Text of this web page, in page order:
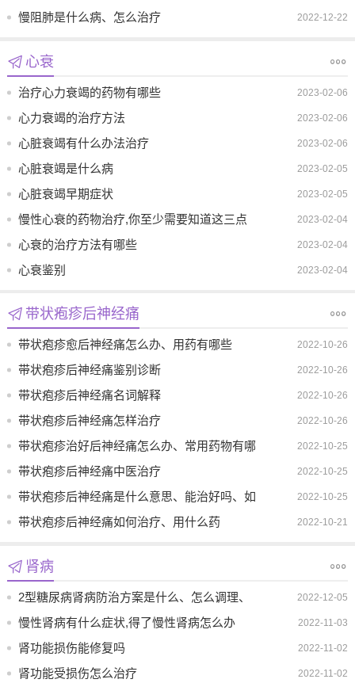
什么原因引起的 2022-12-22
慢阻肺是什么病、怎么治疗
心衰
2023-02-06
治疗心力衰竭的药物有哪些
2023-02-06
心力衰竭的治疗方法
2023-02-06
心脏衰竭有什么办法治疗
2023-02-05
心脏衰竭是什么病
2023-02-05
心脏衰竭早期症状
2023-02-04
慢性心衰的药物治疗,你至少需要知道这三点
2023-02-04
心衰的治疗方法有哪些
2023-02-04
心衰鉴别
带状疱疹后神经痛
2022-10-26
带状疱疹愈后神经痛怎么办、用药有哪些
2022-10-26
带状疱疹后神经痛鉴别诊断
2022-10-26
带状疱疹后神经痛名词解释
2022-10-26
带状疱疹后神经痛怎样治疗
2022-10-25
带状疱疹治好后神经痛怎么办、常用药物有哪
些
2022-10-25
带状疱疹后神经痛中医治疗
2022-10-25
带状疱疹后神经痛是什么意思、能治好吗、如
何治疗
2022-10-21
带状疱疹后神经痛如何治疗、用什么药
肾病
2022-12-05
2型糖尿病肾病防治方案是什么、怎么调理、
吃什么药
2022-11-03
慢性肾病有什么症状,得了慢性肾病怎么办
2022-11-02
肾功能损伤能修复吗
2022-11-02
肾功能受损伤怎么治疗